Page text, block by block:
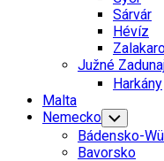
Sárvár
Hévíz
Južné
Harkány
Malta
Nemecko Toggle
Child
Menu
Bádensko-
Bavorsko